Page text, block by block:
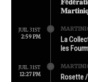
JUIL 31ST
2:59 PM
La
les
JUIL 31ST
12:27 PM
Rosette /